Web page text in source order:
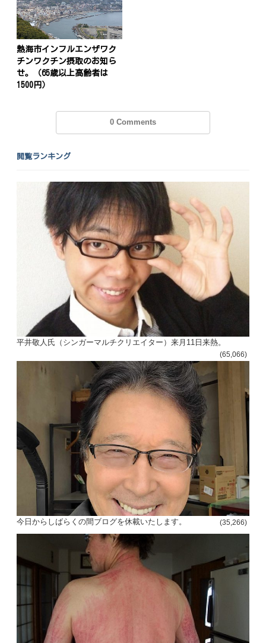
熱海市インフルエンザワク
チンワクチン摂取のお知ら
せ。（65歳以上高齢者は
1500円）
0 Comments
閲覧ランキング
平井敬人氏（シンガーマルチクリエイター）来月11日来熱。
(65,066)
今日からしばらくの間ブログを休載いたします。 (35,266)